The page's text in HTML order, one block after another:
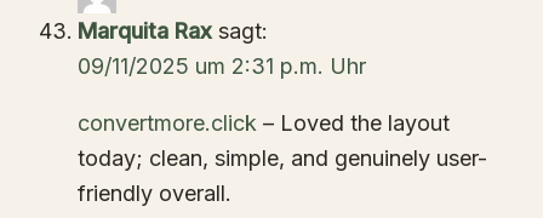
Marquita Rax sagt:
09/11/2025 um 2:31 p.m. Uhr
convertmore.click – Loved the layout
today; clean, simple, and genuinely user-
friendly overall.